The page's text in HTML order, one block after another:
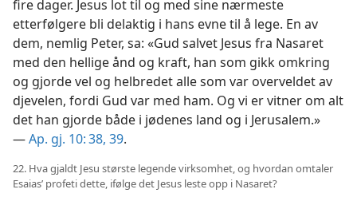
fire dager. Jesus lot til og med sine nærmeste
etterfølgere bli delaktig i hans evne til å lege. En av
dem, nemlig Peter, sa: «Gud salvet Jesus fra Nasaret
med den hellige ånd og kraft, han som gikk omkring
og gjorde vel og helbredet alle som var overveldet av
djevelen, fordi Gud var med ham. Og vi er vitner om alt
det han gjorde både i jødenes land og i Jerusalem.»
—Ap. gj. 10: 38, 39.
22. Hva gjaldt Jesu største legende virksomhet, og hvordan omtaler
Esaias’ profeti dette, ifølge det Jesus leste opp i Nasaret?